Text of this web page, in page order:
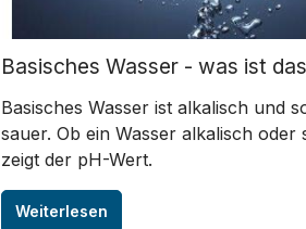
Basisches Wasser - was ist
Basisches Wasser ist alkalisch und
sauer. Ob ein Wasser alkalisch oder
zeigt der pH-Wert.
Weiterlesen